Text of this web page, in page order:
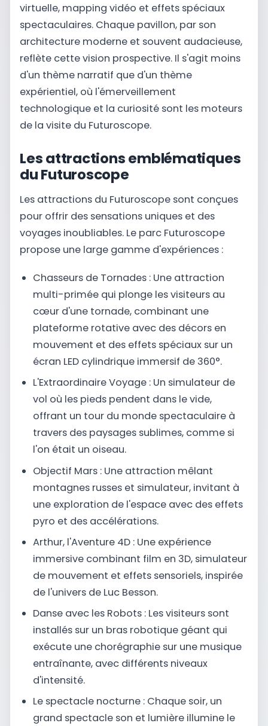
virtuelle, mapping vidéo et effets spéciaux
spectaculaires. Chaque pavillon, par son
architecture moderne et souvent audacieuse,
reflète cette vision prospective. Il s'agit moins
d'un thème narratif que d'un thème
expérientiel, où l'émerveillement
technologique et la curiosité sont les moteurs
de la visite du Futuroscope.
Les attractions emblématiques
du Futuroscope
Les attractions du Futuroscope sont conçues
pour offrir des sensations uniques et des
voyages inoubliables. Le parc Futuroscope
propose une large gamme d'expériences :
Chasseurs de Tornades : Une attraction
multi-primée qui plonge les visiteurs au
cœur d'une tornade, combinant une
plateforme rotative avec des décors en
mouvement et des effets spéciaux sur un
écran LED cylindrique immersif de 360°.
L'Extraordinaire Voyage : Un simulateur de
vol où les pieds pendent dans le vide,
offrant un tour du monde spectaculaire à
travers des paysages sublimes, comme si
l'on était un oiseau.
Objectif Mars : Une attraction mêlant
montagnes russes et simulateur, invitant à
une exploration de l'espace avec des effets
pyro et des accélérations.
Arthur, l'Aventure 4D : Une expérience
immersive combinant film en 3D, simulateur
de mouvement et effets sensoriels, inspirée
de l'univers de Luc Besson.
Danse avec les Robots : Les visiteurs sont
installés sur un bras robotique géant qui
exécute une chorégraphie sur une musique
entraînante, avec différents niveaux
d'intensité.
Le spectacle nocturne : Chaque soir, un
grand spectacle son et lumière illumine le